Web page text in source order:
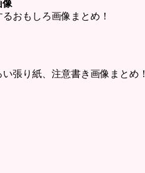
像
おもしろ画像まとめ！
張り紙、注意書き画像まとめ！